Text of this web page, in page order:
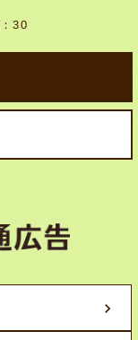
30